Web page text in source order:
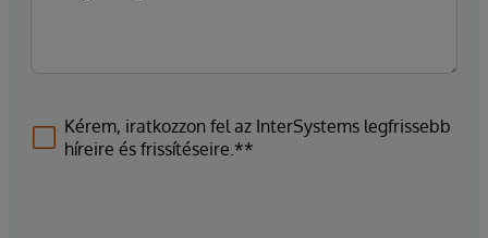
Kérem, iratkozzon fel az InterSystems legfrissebb
híreire és frissítéseire.**